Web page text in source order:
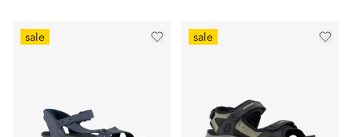
sale sale